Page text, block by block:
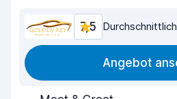
7,5 Durchschnittlich
Angebot